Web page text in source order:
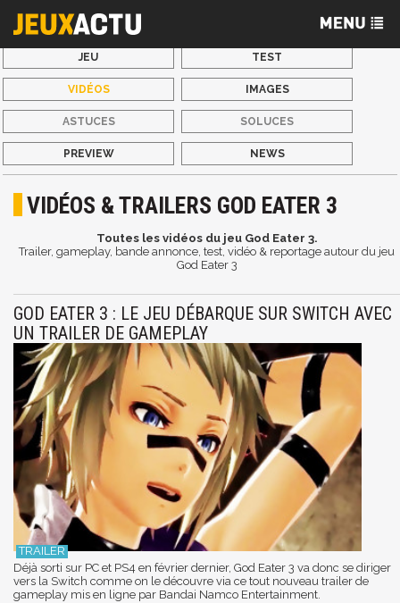
JEU TEST
VIDÉOS IMAGES
ASTUCES SOLUCES
PREVIEW NEWS
VIDÉOS & TRAILERS GOD EATER 3
Toutes les vidéos du jeu God Eater 3.
Trailer, gameplay, bande annonce, test, vidéo & reportage autour du jeu
God Eater 3
GOD EATER 3 : LE JEU DÉBARQUE SUR SWITCH AVEC
UN TRAILER DE GAMEPLAY
Déjà sorti sur PC et PS4 en février dernier, God Eater 3 va donc se diriger
vers la Switch comme on le découvre via ce tout nouveau trailer de
gameplay mis en ligne par Bandai Namco Entertainment.